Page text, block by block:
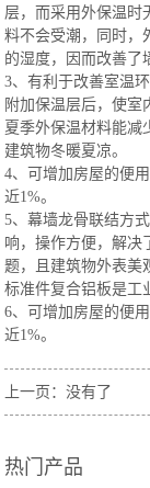
层，而采用外保温时
料不会受潮，同时，
的湿度，因而改善了
3、有利于改善室温
附加保温层后，使室
夏季外保温材料能减
建筑物冬暖夏凉。
4、可增加房屋的便
近1%。
5、幕墙龙骨联结方
响，操作方便，解决
题，且建筑物外表美
标准件复合铝板是工
6、可增加房屋的便
近1%。
上一页：没有了
热门产品